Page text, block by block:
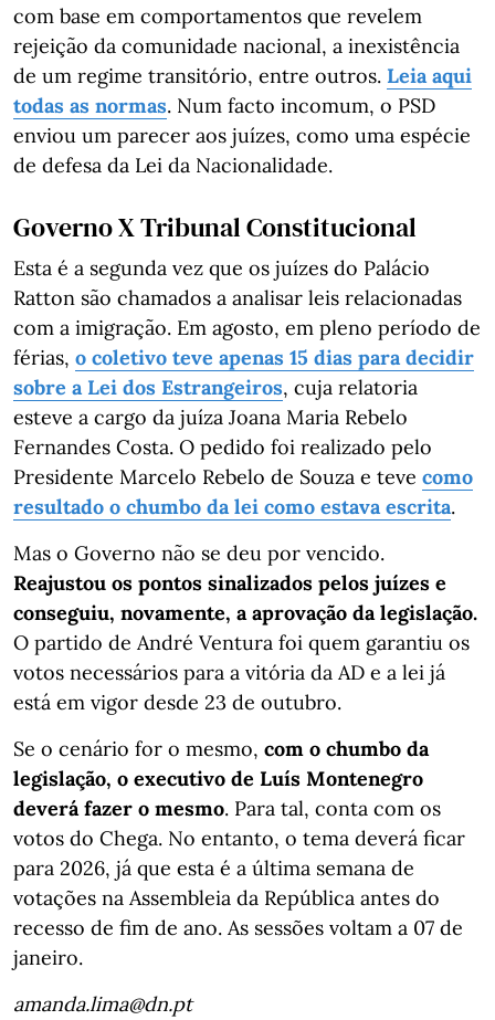
com base em comportamentos que revelem
rejeição da comunidade nacional, a inexistência
de um regime transitório, entre outros. Leia aqui
todas as normas. Num facto incomum, o PSD
enviou um parecer aos juízes, como uma espécie
de defesa da Lei da Nacionalidade.
Governo X Tribunal Constitucional
Esta é a segunda vez que os juízes do Palácio
Ratton são chamados a analisar leis relacionadas
com a imigração. Em agosto, em pleno período de
férias, o coletivo teve apenas 15 dias para decidir
sobre a Lei dos Estrangeiros, cuja relatoria
esteve a cargo da juíza Joana Maria Rebelo
Fernandes Costa. O pedido foi realizado pelo
Presidente Marcelo Rebelo de Souza e teve como
resultado o chumbo da lei como estava escrita.
Mas o Governo não se deu por vencido.
Reajustou os pontos sinalizados pelos juízes e
conseguiu, novamente, a aprovação da legislação.
O partido de André Ventura foi quem garantiu os
votos necessários para a vitória da AD e a lei já
está em vigor desde 23 de outubro.
Se o cenário for o mesmo, com o chumbo da
legislação, o executivo de Luís Montenegro
deverá fazer o mesmo. Para tal, conta com os
votos do Chega. No entanto, o tema deverá ficar
para 2026, já que esta é a última semana de
votações na Assembleia da República antes do
recesso de fim de ano. As sessões voltam a 07 de
janeiro.
amanda.lima@dn.pt